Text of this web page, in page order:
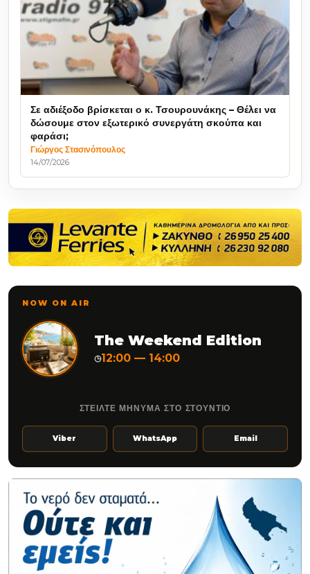
Σε αδιέξοδο βρίσκεται ο κ. Τσουρουνάκης – Θέλει να
δώσουμε στον εξωτερικό συνεργάτη σκούπα και
φαράσι;
Γιώργος Στασινόπουλος
14/07/2026
NOW ON AIR
The Weekend Edition
◷12:00 — 14:00
ΣΤΕΙΛΤΕ ΜΗΝΥΜΑ ΣΤΟ ΣΤΟΥΝΤΙΟ
Viber WhatsApp Email